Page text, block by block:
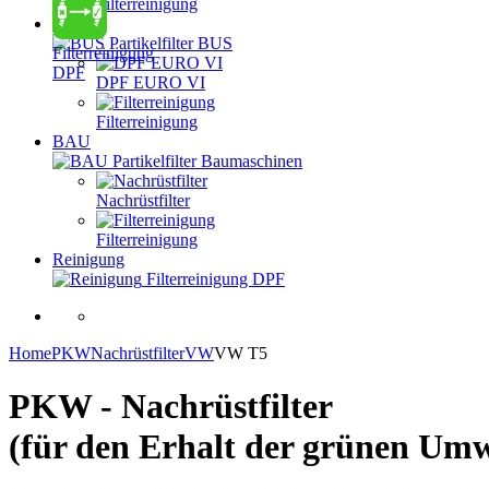
Filterreinigung
DPF
Filterreinigung
BUS
Partikelfilter BUS
DPF EURO VI
Filterreinigung
BAU
Partikelfilter Baumaschinen
Nachrüstfilter
Filterreinigung
Reinigung
Filterreinigung DPF
HomePKWNachrüstfilterVWVW T5
PKW - Nachrüstfilter
(für den Erhalt der grünen